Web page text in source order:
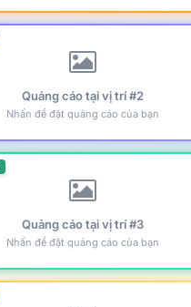
Quảng cáo tại vị trí #2
Nhấn để đặt quảng cáo của bạn
Quảng cáo tại vị trí #3
Nhấn để đặt quảng cáo của bạn